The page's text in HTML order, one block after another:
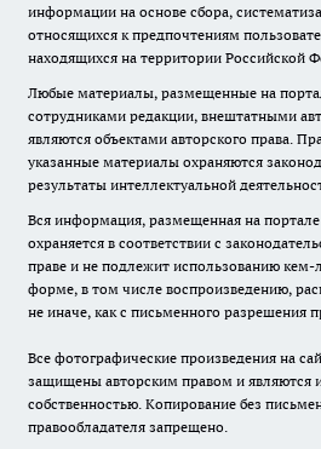
информации на основе сбора,
относящихся к предпочтениям
находящихся на территории Российской
Любые материалы, размещенные на
сотрудниками редакции, внештатными
являются объектами авторского права.
указанные материалы охраняются
результаты интеллектуальной
Вся информация, размещенная на портале
охраняется в соответствии с
праве и не подлежит использованию кем-
форме, в том числе воспроизведению,
не иначе, как с письменного разрешения
Все фотографические произведения на
защищены авторским правом и являются
собственностью. Копирование без
правообладателя запрещено.